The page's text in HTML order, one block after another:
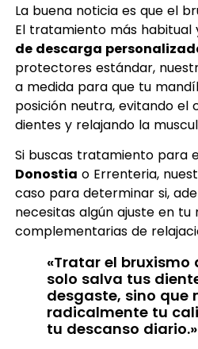
La buena noticia es que el
El tratamiento más habitual
de descarga
protectores estándar,
a medida para que tu
posición neutra, evitando
dientes y relajando la
Si buscas tratamiento para
Donostia o Errenteria,
caso para determinar si,
necesitas algún ajuste en
complementarias de
«Tratar el bruxismo
solo salva tus
desgaste, sino que
radicalmente tu
tu descanso diario.»